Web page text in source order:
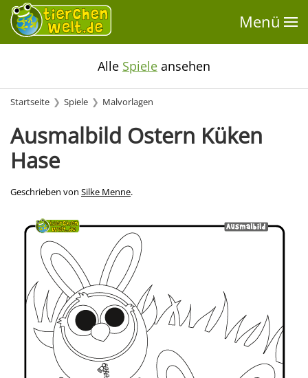
Menü
Alle Spiele ansehen
Startseite Spiele Malvorlagen
Ausmalbild Ostern Küken
Hase
Geschrieben von Silke Menne.